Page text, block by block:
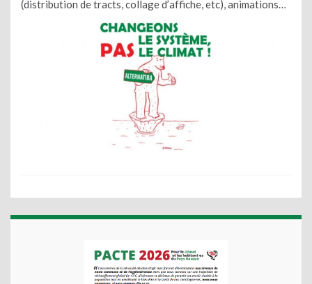
(distribution de tracts, collage d’affiche, etc), animations…